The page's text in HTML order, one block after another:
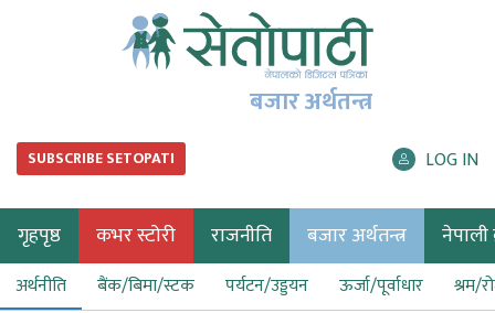
बजार अर्थतन्त्र
SUBSCRIBE SETOPATI LOG IN
गृहपृष्ठ कभर स्टोरी राजनीति बजार अर्थतन्त्र नेपाली
अर्थनीति बैंक/बिमा/स्टक पर्यटन/उड्डयन ऊर्जा/पूर्वाधार श्रम/